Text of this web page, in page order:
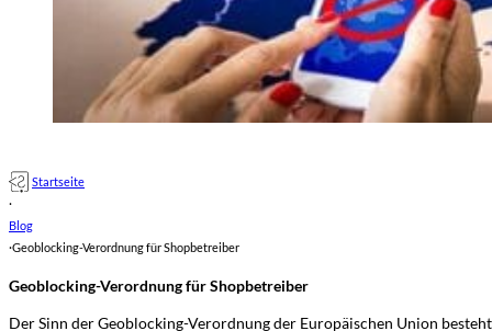
Startseite
·
Blog
·Geoblocking-Verordnung für Shopbetreiber
Geoblocking-Verordnung für Shopbetreiber
Der Sinn der Geoblocking-Verordnung der Europäischen Union